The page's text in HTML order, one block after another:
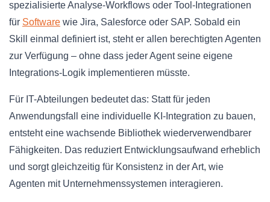
spezialisierte Analyse-Workflows oder Tool-Integrationen
für Software wie Jira, Salesforce oder SAP. Sobald ein
Skill einmal definiert ist, steht er allen berechtigten Agenten
zur Verfügung – ohne dass jeder Agent seine eigene
Integrations-Logik implementieren müsste.
Für IT-Abteilungen bedeutet das: Statt für jeden
Anwendungsfall eine individuelle KI-Integration zu bauen,
entsteht eine wachsende Bibliothek wiederverwendbarer
Fähigkeiten. Das reduziert Entwicklungsaufwand erheblich
und sorgt gleichzeitig für Konsistenz in der Art, wie
Agenten mit Unternehmenssystemen interagieren.